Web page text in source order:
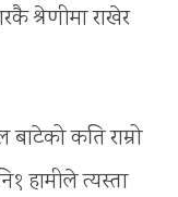
श्रेणीमा राखेर
कति राम्रो
हामीले त्यस्ता